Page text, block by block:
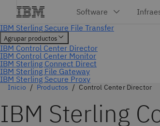
Inicio Productos Control Center Director
IBM Sterling